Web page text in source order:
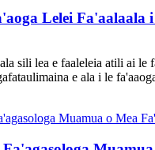
Lelei Fa'aalaala
sili lea e faaleleia atili ai
e ala i le